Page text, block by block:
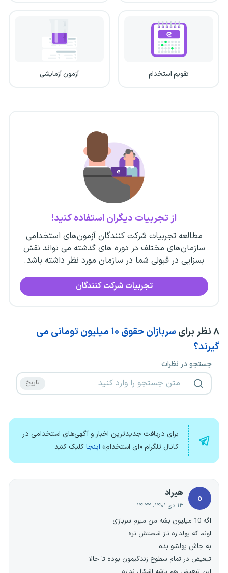
تقویم استخدام آزمون آزمایشی
از تجربیات دیگران استفاده کنید!
مطالعه تجربیات شرکت کنندگان آزمون‌های استخدامی
سازمان‌های مختلف در دوره های گذشته می تواند نقش
بسزایی در قبولی شما در سازمان مورد نظر داشته باشد.
تجربیات شرکت کنندگان
۸نظر برای
سربازان حقوق ۱۰ میلیون تومانی می
گیرند؟
جستجو در نظرات
برای دریافت جدیدترین اخبار و آگهی‌های استخدامی در
کانال تلگرام «ای استخدام» اینجاکلیک کنید
ه هیراد
۱۳ دی ۱۴۰۱، ۱۴:۲۲
اگه 10 میلیون بشه من میرم سربازی
اونم که پولداره ناز شصتش نره
به جاش پولشو بده
تبعیض در تمام سطوح زندگیمون بوده تا حالا